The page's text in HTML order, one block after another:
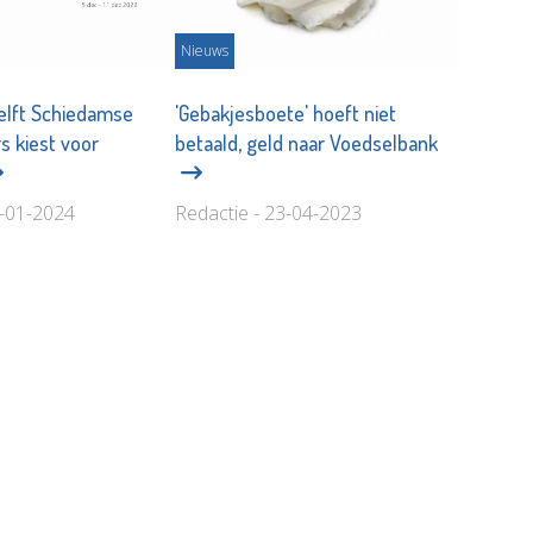
Schiedamse
kiest voor
01-2024
Nieuws
'Gebakjesboete' hoeft niet
betaald, geld naar Voedselbank
Redactie - 23-04-2023